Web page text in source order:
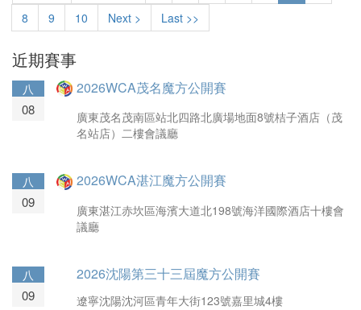
8
9 10 Next > Last >>
近期賽事
八
08
2026WCA茂名魔方公開賽
廣東茂名茂南區站北四路北廣場地面8號桔子酒店（茂
名站店）二樓會議廳
八
09
2026WCA湛江魔方公開賽
廣東湛江赤坎區海濱大道北198號海洋國際酒店十樓會
議廳
八
09
2026沈陽第三十三屆魔方公開賽
遼寧沈陽沈河區青年大街123號嘉里城4樓